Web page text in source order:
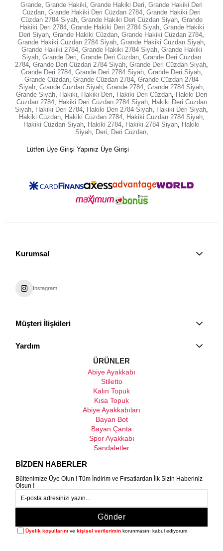
Grande Grande Hakiki Grande Hakiki Deri Grande Hakiki Deri
Cüzdan Grande Hakiki Deri Cüzdan 2784 Grande Hakiki Deri
Cüzdan 2784 Siyah, Grande Hakiki Deri Cüzdan Siyah, Grande
Hakiki Deri 2784, Grande Hakiki Deri 2784 Siyah, Grande Hakiki
Deri Siyah Grande Hakiki Cüzdan Grande Hakiki Cüzdan 2784
Grande Hakiki Cüzdan 2784 Siyah Grande Hakiki Cüzdan Siyah
Grande Hakiki 2784, Grande Hakiki 2784 Siyah, Grande Hakiki
Siyah Grande Deri Grande Deri Cüzdan Grande Deri Cüzdan
2784 Grande Deri Cüzdan 2784 Siyah Grande Deri Cüzdan Siyah
Grande Deri 2784, Grande Deri 2784 Siyah, Grande Deri Siyah,
Grande Cüzdan Grande Cüzdan 2784 Grande Cüzdan 2784
Siyah, Grande Cüzdan Siyah, Grande 2784, Grande 2784 Siyah,
Grande Siyah
Hakiki Hakiki Deri Hakiki Deri Cüzdan
Hakiki Deri
Cüzdan 2784, Hakiki Deri Cüzdan 2784 Siyah,
Hakiki Deri Cüzdan
Siyah
Hakiki Deri 2784 Hakiki Deri 2784 Siyah Hakiki Deri Siyah
Hakiki Cüzdan, Hakiki Cüzdan 2784, Hakiki Cüzdan 2784 Siyah,
Hakiki Cüzdan Siyah
Hakiki 2784 Hakiki 2784 Siyah
Hakiki
Siyah, Deri Deri Cüzdan,
Lütfen Üye Girişi Yapınız Üye Girişi
Kurumsal
Instagram
Müşteri İlişkileri
Yardım
ÜRÜNLER
Abiye Ayakkabı
Stiletto
Kalın Topuk
Kısa Topuk
Abiye Ayakkabıları
Bayan Bot
Bayan Çanta
Spor Ayakkabı
Sandaletler
BİZDEN HABERLER
Bültenimize Üye Olun ! Tüm İndirim ve Fırsatlardan İlk Sizin Haberiniz
Olsun !
Gönder
Üyelik koşullarını vekişisel verilerimin korunmasını kabul ediyorum.